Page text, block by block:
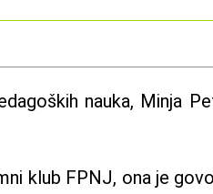
nauka, Minja
klub FPNJ, ona je